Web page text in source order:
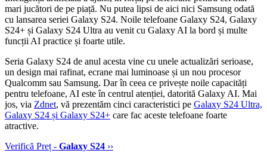
mari jucători de pe piață. Nu putea lipsi de aici nici Samsung odată
cu lansarea seriei Galaxy S24. Noile telefoane Galaxy S24, Galaxy
S24+ și Galaxy S24 Ultra au venit cu Galaxy AI la bord și multe
funcții AI practice și foarte utile.
Seria Galaxy S24 de anul acesta vine cu unele actualizări serioase,
un design mai rafinat, ecrane mai luminoase și un nou procesor
Qualcomm sau Samsung. Dar în ceea ce privește noile capacități
pentru telefoane, AI este în centrul atenției, datorită Galaxy AI. Mai
jos, via Zdnet, vă prezentăm cinci caracteristici pe Galaxy S24 Ultra,
Galaxy S24 și Galaxy S24+ care fac aceste telefoane foarte
atractive.
Verifică Preț - Galaxy S24 ››